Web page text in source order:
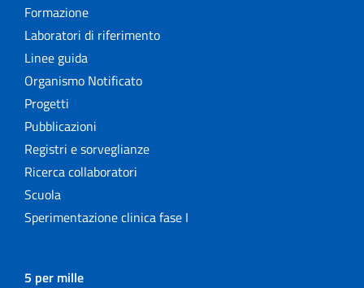
Formazione
Laboratori di riferimento
Linee guida
Organismo Notificato
Progetti
Pubblicazioni
Registri e sorveglianze
Ricerca collaboratori
Scuola
Sperimentazione clinica fase I
5 per mille